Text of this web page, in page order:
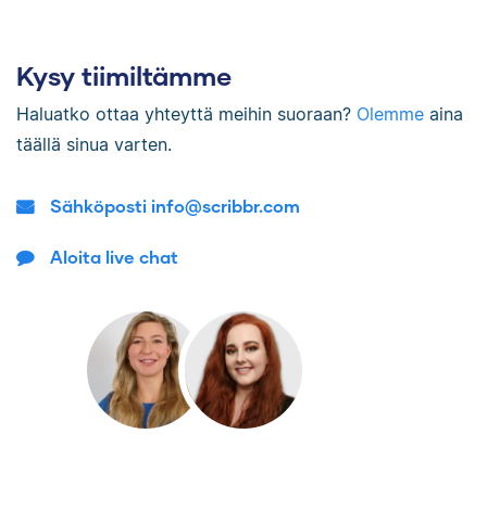
Kysy tiimiltämme
Haluatko ottaa yhteyttä meihin suoraan? Olemme aina
täällä sinua varten.
Sähköposti info@scribbr.com
Aloita live chat